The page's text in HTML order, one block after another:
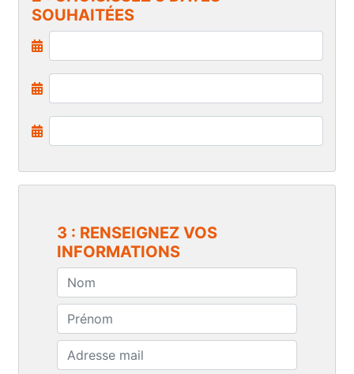
SOUHAITÉES
3 : RENSEIGNEZ VOS
INFORMATIONS